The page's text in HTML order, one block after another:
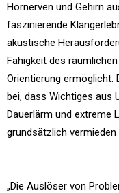
Hörnerven und Gehirn
faszinierende
akustische
Fähigkeit des
Orientierung ermöglicht.
bei, dass Wichtiges aus
Dauerlärm und extreme
grundsätzlich vermieden
„Die Auslöser von